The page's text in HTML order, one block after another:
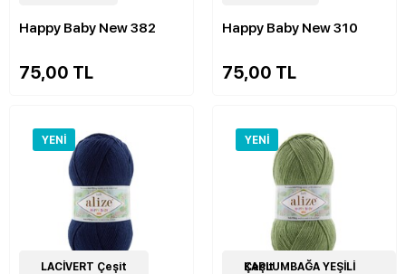
Happy Baby New 382
75,00 TL
Happy Baby New 310
75,00 TL
YENI
21Çeşit
LACİVERT Çeşit
YENI
22Çeşit
KAPLUMBAĞA YEŞİLİ Çeşit